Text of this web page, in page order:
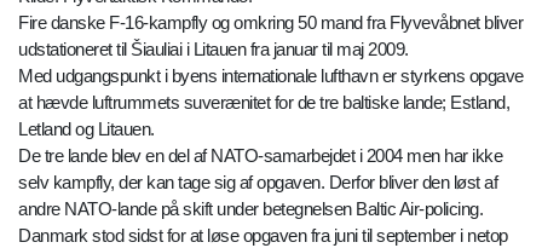
Fire danske F-16-kampfly og omkring 50 mand fra Flyvevåbnet bliver
udstationeret til Šiauliai i Litauen fra januar til maj 2009.
Med udgangspunkt i byens internationale lufthavn er styrkens opgave
at hævde luftrummets suverænitet for de tre baltiske lande; Estland,
Letland og Litauen.
De tre lande blev en del af NATO-samarbejdet i 2004 men har ikke
selv kampfly, der kan tage sig af opgaven. Derfor bliver den løst af
andre NATO-lande på skift under betegnelsen Baltic Air-policing.
Danmark stod sidst for at løse opgaven fra juni til september i netop